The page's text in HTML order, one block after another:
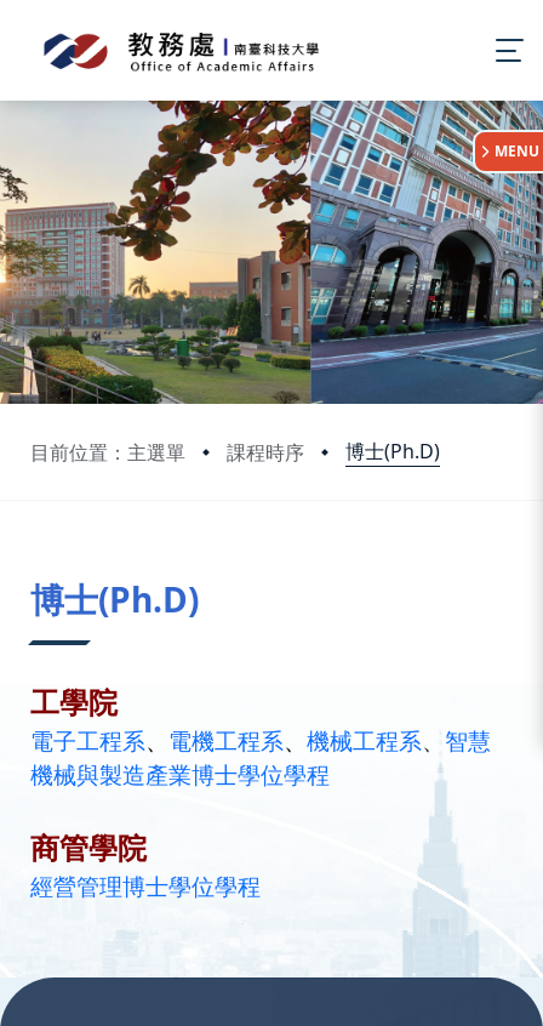
目前位置：主選單 課程時序 博士(Ph.D)
:::
MENU
博士(Ph.D)
工學院
電子工程系、 電機工程系、 機械工程系、 智慧
機械與製造產業博士學位學程
商管學院
經營管理博士學位學程